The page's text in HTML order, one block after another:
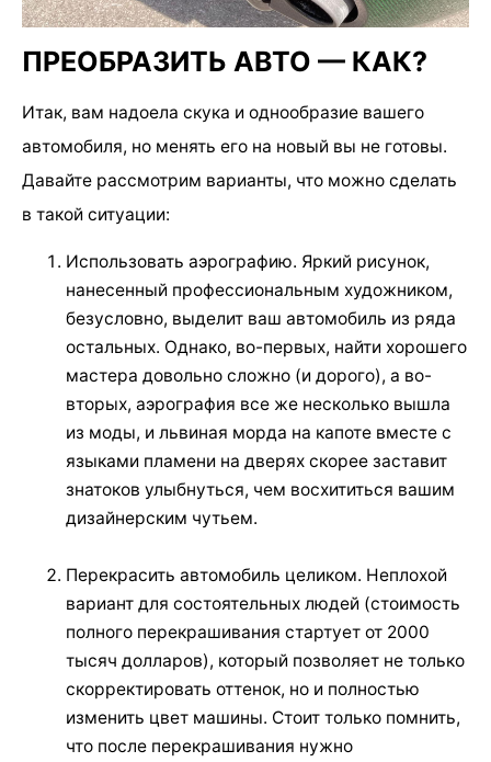
ПРЕОБРАЗИТЬ АВТО — КАК?
Итак, вам надоела скука и однообразие вашего
автомобиля, но менять его на новый вы не готовы.
Давайте рассмотрим варианты, что можно сделать
в такой ситуации:
Использовать аэрографию. Яркий рисунок,
нанесенный профессиональным художником,
безусловно, выделит ваш автомобиль из ряда
остальных. Однако, во-первых, найти хорошего
мастера довольно сложно (и дорого), а во-
вторых, аэрография все же несколько вышла
из моды, и львиная морда на капоте вместе с
языками пламени на дверях скорее заставит
знатоков улыбнуться, чем восхититься вашим
дизайнерским чутьем.
Перекрасить автомобиль целиком. Неплохой
вариант для состоятельных людей (стоимость
полного перекрашивания стартует от 2000
тысяч долларов), который позволяет не только
скорректировать оттенок, но и полностью
изменить цвет машины. Стоит только помнить,
что после перекрашивания нужно